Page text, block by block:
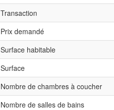
Transaction
Prix demandé
Surface habitable
Surface
Nombre de chambres à coucher
Nombre de salles de bains